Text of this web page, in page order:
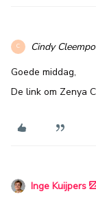
C Cindy
Goede middag,
De link om Zenya
Inge Kuijpers